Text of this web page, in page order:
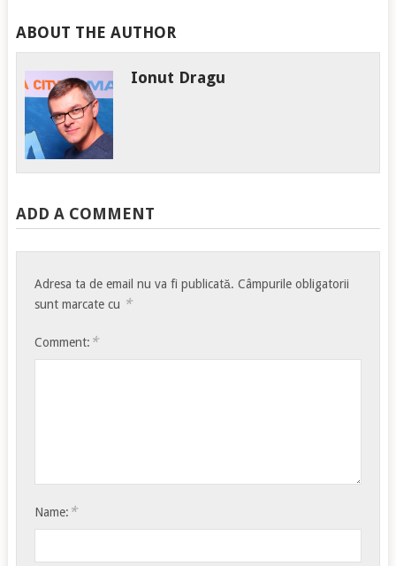
ABOUT THE AUTHOR
Ionut Dragu
ADD A COMMENT
Adresa ta de email nu va fi publicată. Câmpurile obligatorii
sunt marcate cu *
Comment: *
Name: *